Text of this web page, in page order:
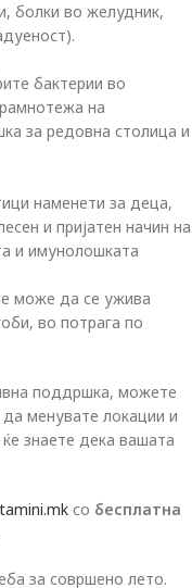
болки во желудник,
бактерии во
на
за редовна столица и
наменети за деца,
и пријатен начин на
и имунолошката
може да се ужива
во потрага по
поддршка, можете
менувате локации и
знаете дека вашата
со бесплатна
за совршено лето.